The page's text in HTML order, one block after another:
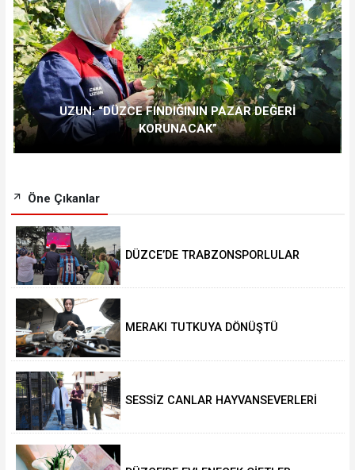
UZUN: “DÜZCE FINDIĞININ PAZAR DEĞERİ
KORUNACAK”
Öne Çıkanlar
DÜZCE’DE TRABZONSPORLULAR
MERAKI TUTKUYA DÖNÜŞTÜ
SESSİZ CANLAR HAYVANSEVERLERİ